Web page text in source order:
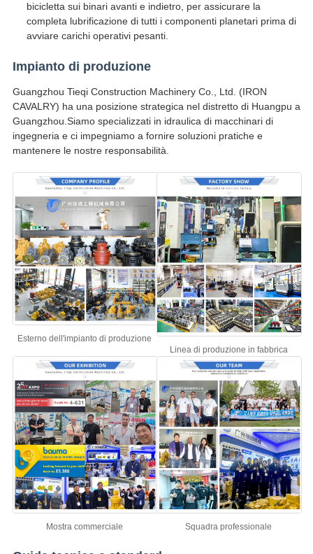
bicicletta sui binari avanti e indietro, per assicurare la
completa lubrificazione di tutti i componenti planetari prima di
avviare carichi operativi pesanti.
Impianto di produzione
Guangzhou Tieqi Construction Machinery Co., Ltd. (IRON
CAVALRY) ha una posizione strategica nel distretto di Huangpu a
Guangzhou.Siamo specializzati in idraulica di macchinari di
ingegneria e ci impegniamo a fornire soluzioni pratiche e
mantenere le nostre responsabilità.
Esterno dell'impianto di produzione
Linea di produzione in fabbrica
Mostra commerciale Squadra professionale